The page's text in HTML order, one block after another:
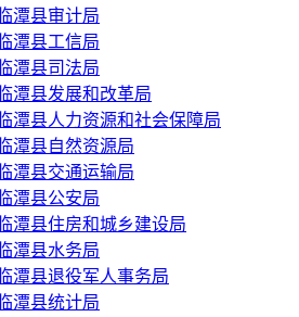
临潭县审计局
临潭县工信局
临潭县司法局
临潭县发展和改革局
临潭县人力资源和社会保障局
临潭县自然资源局
临潭县交通运输局
临潭县公安局
临潭县住房和城乡建设局
临潭县水务局
临潭县退役军人事务局
临潭县统计局